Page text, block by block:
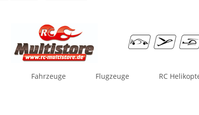
Fahrzeuge Flugzeuge RC